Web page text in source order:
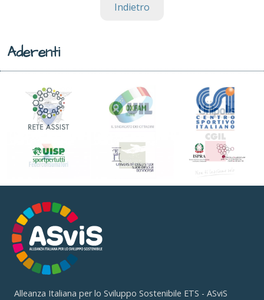
Indietro
Aderenti
Alleanza Italiana per lo Sviluppo Sostenibile ETS - ASviS